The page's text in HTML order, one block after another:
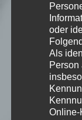
oder
Als
Person
Online-